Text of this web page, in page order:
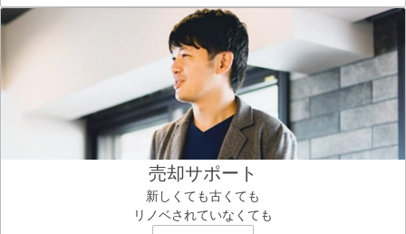
売却サポート
新しくても古くても
リノベされていなくても